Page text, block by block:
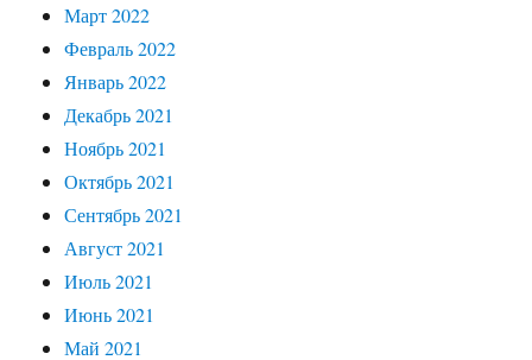
Март 2022
Февраль 2022
Январь 2022
Декабрь 2021
Ноябрь 2021
Октябрь 2021
Сентябрь 2021
Август 2021
Июль 2021
Июнь 2021
Май 2021